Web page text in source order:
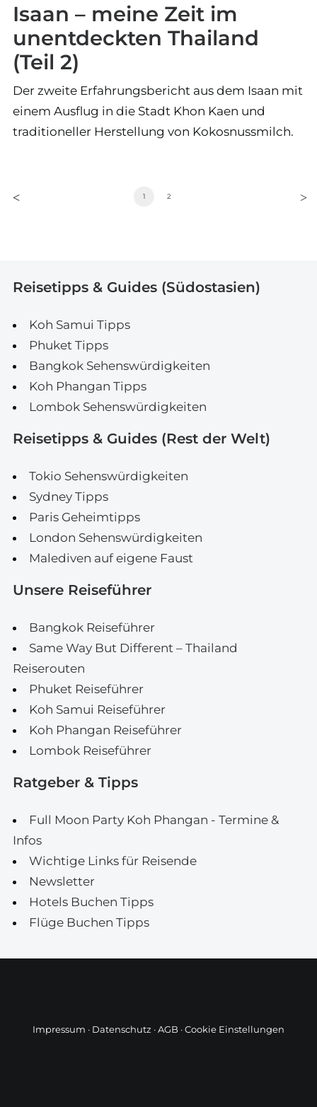
Isaan – meine Zeit im
unentdeckten Thailand
(Teil 2)
Der zweite Erfahrungsbericht aus dem Isaan mit
einem Ausflug in die Stadt Khon Kaen und
traditioneller Herstellung von Kokosnussmilch.
1 2
Reisetipps & Guides (Südostasien)
Koh Samui Tipps
Phuket Tipps
Bangkok Sehenswürdigkeiten
Koh Phangan Tipps
Lombok Sehenswürdigkeiten
Reisetipps & Guides (Rest der Welt)
Tokio Sehenswürdigkeiten
Sydney Tipps
Paris Geheimtipps
London Sehenswürdigkeiten
Malediven auf eigene Faust
Unsere Reiseführer
Bangkok Reiseführer
Same Way But Different – Thailand
Reiserouten
Phuket Reiseführer
Koh Samui Reiseführer
Koh Phangan Reiseführer
Lombok Reiseführer
Ratgeber & Tipps
Full Moon Party Koh Phangan - Termine &
Infos
Wichtige Links für Reisende
Newsletter
Hotels Buchen Tipps
Flüge Buchen Tipps
Impressum · Datenschutz ·AGB ·Cookie Einstellungen